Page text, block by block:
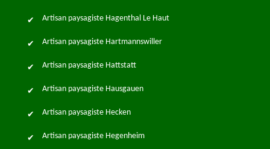
Artisan paysagiste Hagenthal Le Haut
Artisan paysagiste Hartmannswiller
Artisan paysagiste Hattstatt
Artisan paysagiste Hausgauen
Artisan paysagiste Hecken
Artisan paysagiste Hegenheim